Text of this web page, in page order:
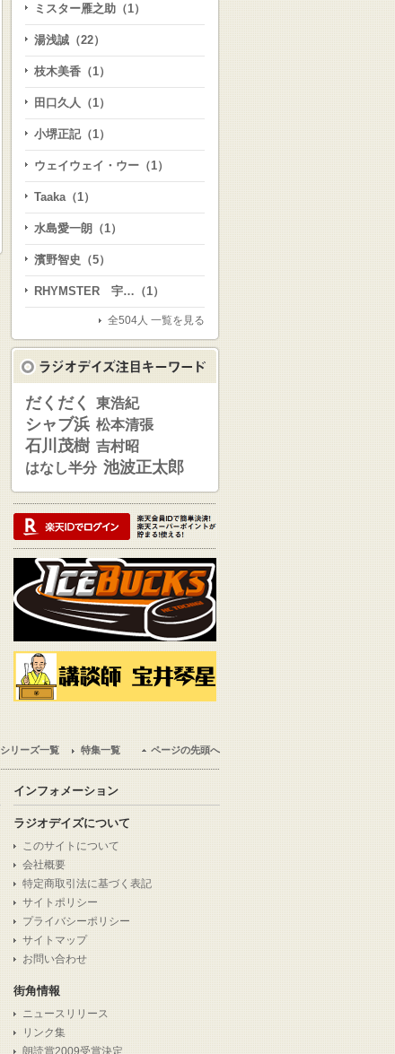
ミスター雁之助（1）
湯浅誠（22）
枝木美香（1）
田口久人（1）
小堺正記（1）
ウェイウェイ・ウー（1）
Taaka（1）
水島愛一朗（1）
濱野智史（5）
RHYMSTER 宇…（1）
全504人 一覧を見る
だくだく 東浩紀
シャブ浜 松本清張
石川茂樹 吉村昭
はなし半分 池波正太郎
シリーズ一覧 特集一覧 ページの先頭へ
インフォメーション
ラジオデイズについて
このサイトについて
会社概要
特定商取引法に基づく表記
サイトポリシー
プライバシーポリシー
サイトマップ
お問い合わせ
街角情報
ニュースリリース
リンク集